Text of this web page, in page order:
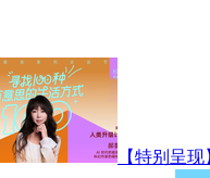
【特别呈